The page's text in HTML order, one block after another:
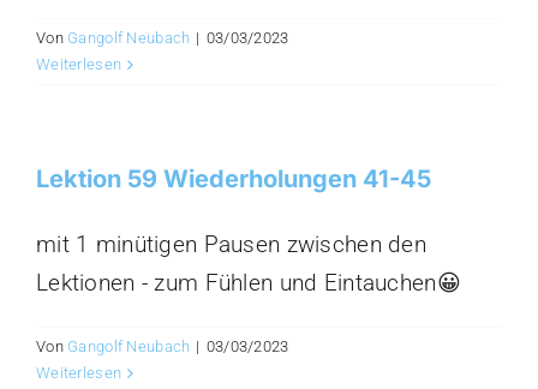
Von Gangolf Neubach | 03/03/2023
Weiterlesen
Lektion 59 Wiederholungen 41-45
mit 1 minütigen Pausen zwischen den
Lektionen - zum Fühlen und Eintauchen😀
Von Gangolf Neubach | 03/03/2023
Weiterlesen